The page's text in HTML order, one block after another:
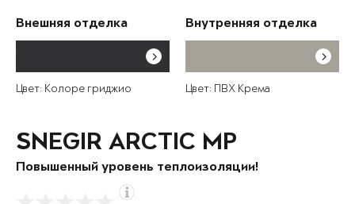
Внешняя отделка
Цвет: Колоре гриджио
Внутренняя отделка
Цвет: ПВХ Крема
SNEGIR ARCTIC MP
Повышенный уровень теплоизоляции!